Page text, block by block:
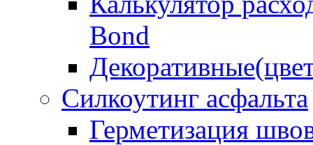
Bond
Силкоутинг асфальта
Герметизация